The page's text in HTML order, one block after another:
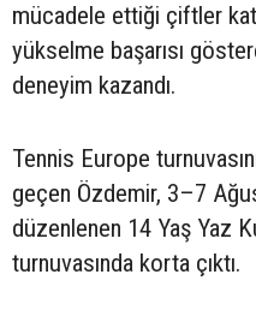
mücadele ettiği çiftler
yükselme başarısı
deneyim kazandı.
Tennis Europe
geçen Özdemir, 3–7
düzenlenen 14 Yaş Yaz
turnuvasında korta çıktı.